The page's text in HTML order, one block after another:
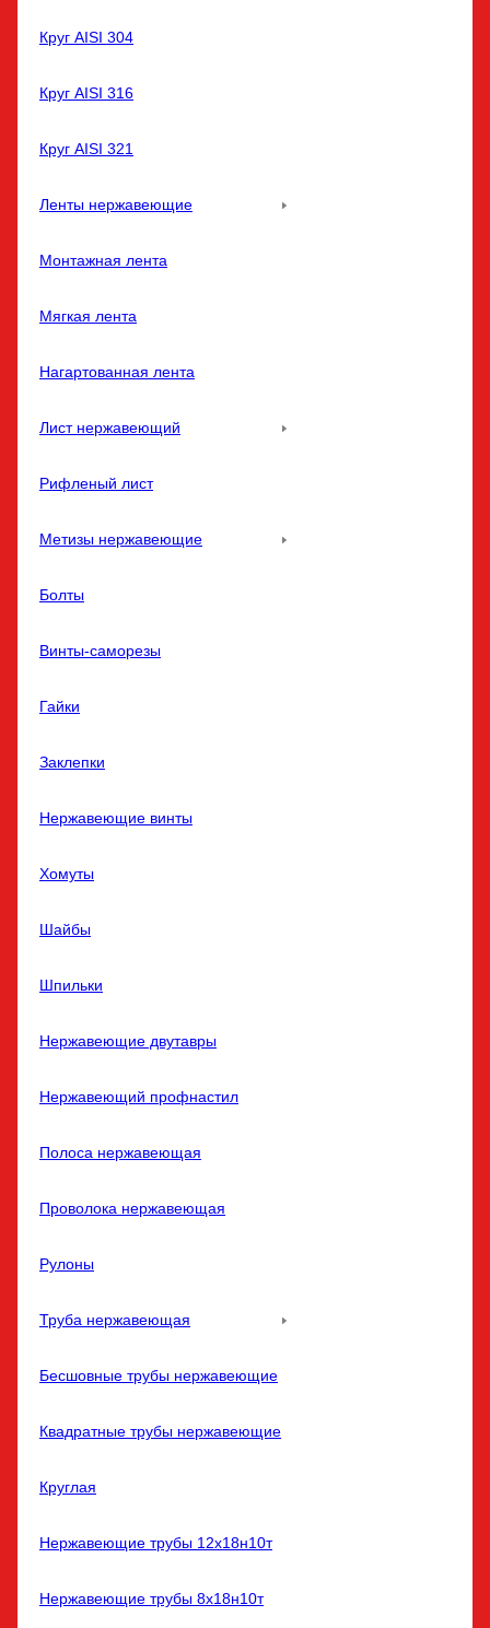
Круг AISI 304
Круг AISI 316
Круг AISI 321
Ленты нержавеющие
Монтажная лента
Мягкая лента
Нагартованная лента
Лист нержавеющий
Рифленый лист
Метизы нержавеющие
Болты
Винты-саморезы
Гайки
Заклепки
Нержавеющие винты
Хомуты
Шайбы
Шпильки
Нержавеющие двутавры
Нержавеющий профнастил
Полоса нержавеющая
Проволока нержавеющая
Рулоны
Труба нержавеющая
Бесшовные трубы нержавеющие
Квадратные трубы нержавеющие
Круглая
Нержавеющие трубы 12х18н10т
Нержавеющие трубы 8х18н10т